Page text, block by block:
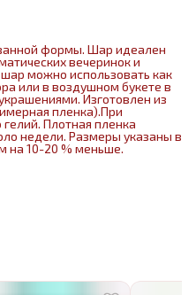
формы. Шар идеален
вечеринок и
можно использовать как
или в воздушном букете в
Изготовлен из
пленка).При
Плотная пленка
недели. Размеры указаны в
на 10-20 % меньше.